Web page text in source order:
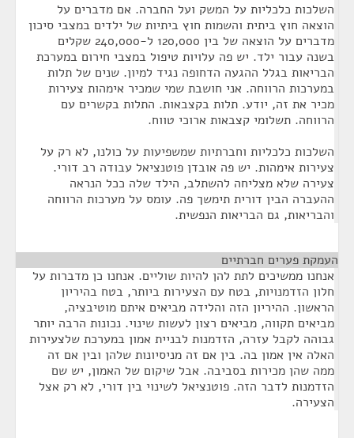
השלכות כלכליות על המשק ועל החברה. אם מדברים על
הוצאה חוץ ביתית והשמות חוץ ביתיות של ילדים במצבי סיכון
מדברים על הוצאה של בין 120,000 ל-240,000 שקלים
בשנה עבור ילד. יש פה עלויות טיפול במצבי חירום במערכת
הבריאות בגלל ההגעה הדחופה נגיד למיון. שנים של תלות
במערכות הרווחה. אני חושבת שמי שמכיר אימהות צעירות
מכיר את זה, יודע. תלות בקצבאות. התלות בקשרים עם
הרווחה. תשלומי קצבאות ארוכי טווח.
השלכות כלכליות וחברתיות שמשפיעות על כולנו, לא רק על
צעירות אימהות. יש פה אובדן פוטנציאל עבודה רב דורי.
צעירה שלא מצליחה להשתלב, הילד שלה ככל הנראה
ההעברה הבין דורית תימשך פה. עומס על מערכות הרווחה
והבריאות, גם הבריאות הנפשית.
העמקת פערים חברתיים
אנחנו ממשיכים לתת להן להיות שוליים. אנחנו כן מדברות על
חלון הזדמנויות, בטח עם הצעירות ביותר, בטח בהיריון
הראשון. ההיריון הזה והלידה מביאים איתם מוטיבציה,
מביאים תקווה, מביאים רצון לעשות שינוי. נכונות הרבה יותר
גבוהה לקבל עזרה, הזדמנות לבניית אמון במערכת שלצעירות
האלה אין אמון בה. בין אם זה מניסיונות שלהן ובין אם זה
ממה שהן מכירות בסביבה. אבל שיקום של האמון, יש שם
הזדמנות לדבר הזה. פוטנציאל לשינוי בין דורי, לא רק אצל
הצעירה.